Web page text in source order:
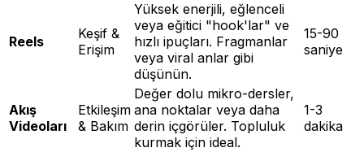
Reels
Keşif &
Erişim
Yüksek enerjili, eğlenceli
veya eğitici "hook'lar" ve
hızlı ipuçları. Fragmanlar
veya viral anlar gibi
düşünün.
15-90
saniye
Akış
Videoları
Etkileşim
& Bakım
Değer dolu mikro-dersler,
ana noktalar veya daha
derin içgörüler. Topluluk
kurmak için ideal.
1-3
dakika